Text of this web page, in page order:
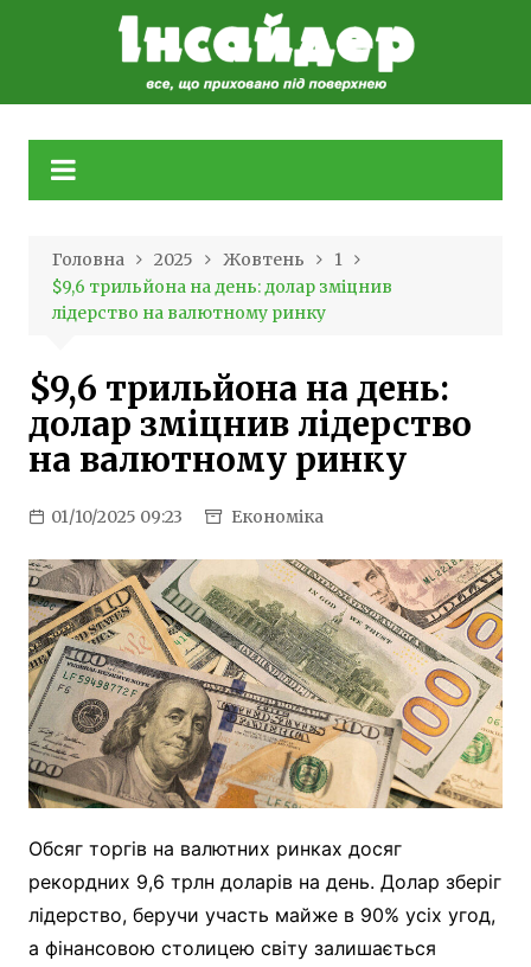
Головна 2025 Жовтень
1
$9,6 трильйона на день: долар зміцнив
лідерство на валютному ринку
$9,6 трильйона на день:
долар зміцнив лідерство
на валютному ринку
01/10/2025 09:23 Економіка
Обсяг торгів на валютних ринках досяг
рекордних 9,6 трлн доларів на день. Долар зберіг
лідерство, беручи участь майже в 90% усіх угод,
а фінансовою столицею світу залишається